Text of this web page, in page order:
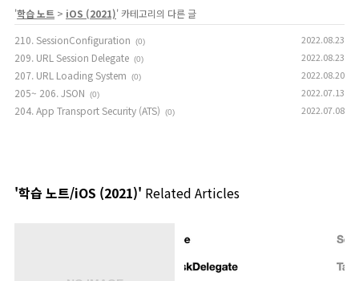
'학습 노트 > iOS (2021)' 카테고리의 다른 글
210. SessionConfiguration
(0) 2022.08.23
209. URL Session Delegate (0) 2022.08.23
207. URL Loading System (0) 2022.08.20
205~ 206. JSON (0) 2022.07.13
204. App Transport Security (ATS) (0) 2022.07.08
'학습 노트/iOS (2021)' Related Articles